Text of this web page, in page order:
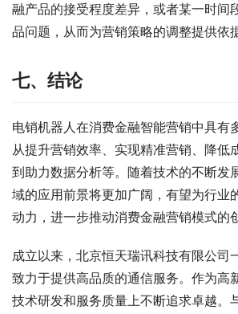
融产品的接受程度差异，或者某一时间
品问题，从而为营销策略的调整提供依据
七、结论
电销机器人在消费金融智能营销中具有
从提升营销效率、实现精准营销、降低
到助力数据分析等。随着技术的不断发
域的应用前景将更加广阔，有望为行业
动力，进一步推动消费金融营销模式的
成立以来，北京恒天瑞讯科技有限公司
致力于提供高品质的通信服务。作为高
技术研发和服务质量上不断追求卓越。